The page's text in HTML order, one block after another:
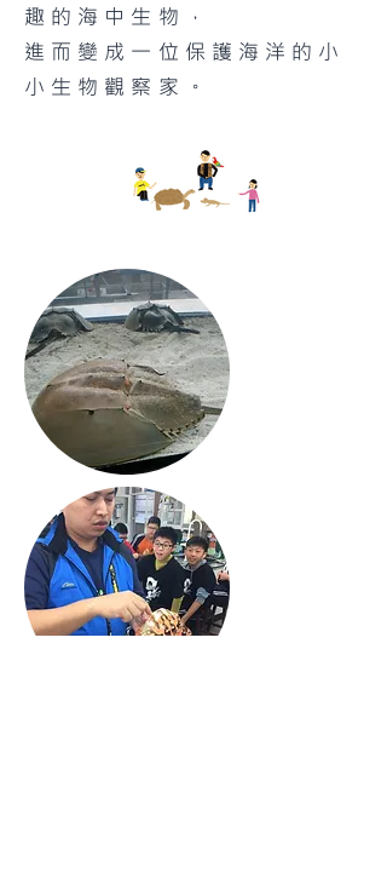
趣的海中生物，
進而變成一位保護海洋的小
小生物觀察家。